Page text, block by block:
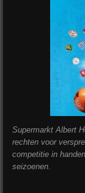
Supermarkt Albert
rechten voor
competitie in
seizoenen.